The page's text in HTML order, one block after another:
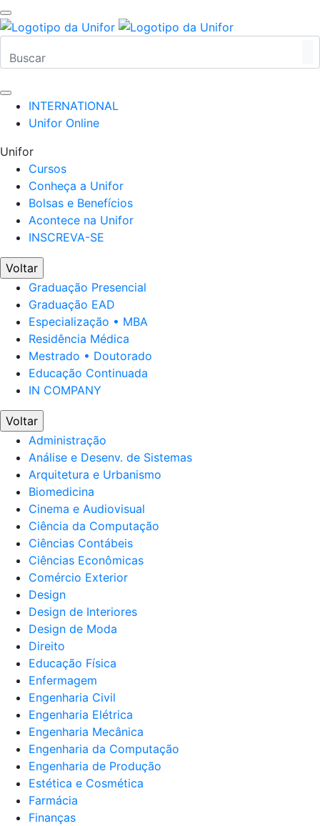
INTERNATIONAL
Unifor Online
Unifor
Cursos
Conheça a Unifor
Bolsas e Benefícios
Acontece na Unifor
INSCREVA-SE
Voltar
Graduação Presencial
Graduação EAD
Especialização • MBA
Residência Médica
Mestrado • Doutorado
Educação Continuada
IN COMPANY
Voltar
Administração
Análise e Desenv. de Sistemas
Arquitetura e Urbanismo
Biomedicina
Cinema e Audiovisual
Ciência da Computação
Ciências Contábeis
Ciências Econômicas
Comércio Exterior
Design
Design de Interiores
Design de Moda
Direito
Educação Física
Enfermagem
Engenharia Civil
Engenharia Elétrica
Engenharia Mecânica
Engenharia da Computação
Engenharia de Produção
Estética e Cosmética
Farmácia
Finanças